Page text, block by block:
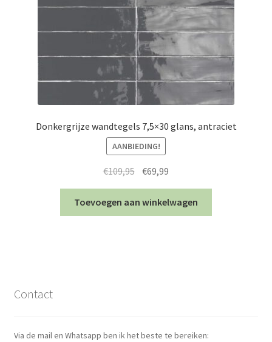
Donkergrijze wandtegels 7,5×30 glans, antraciet
AANBIEDING!
€109,95 Oorspronkelijke
prijs
was:
€109,95.
€69,99
prijs
is:
€69,99.
Toevoegen aan winkelwagen
Contact
Via de mail en Whatsapp ben ik het beste te bereiken: